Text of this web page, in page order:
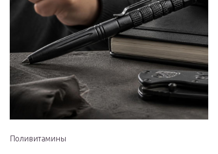
Поливитамины